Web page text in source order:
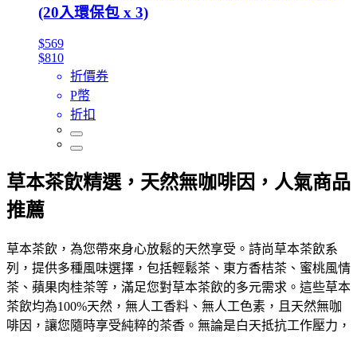
(20入環保包 x 3)
$569
$810
折價券
P幣
折扣
草本茶飲精選，天然無咖啡因，人氣商品
推薦
草本茶飲，為您帶來身心放鬆的天然享受。詩尚草本茶飲系
列，提供多種風味選擇，包括輕鬆茶、東方香桔茶、蜜桃風情
茶、蘋果肉桂茶等，滿足您對草本茶飲的多元需求。這些草本
茶飲均為100%天然，無人工香料、無人工色素，且天然無咖
啡因，讓您隨時享受純粹的茶香。無論是白天抵抗工作壓力，